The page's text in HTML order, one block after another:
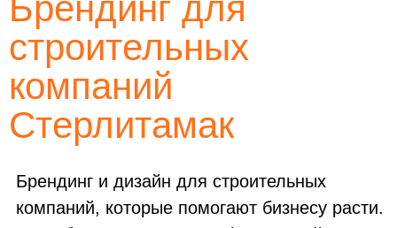
компаний
Стерлитамак
Брендинг и дизайн для строительных
Разрабатываем логотип, фирменный стиль,
айдентику и систему коммуникации, чтобы
и понятным.
Создаём образы для строительных